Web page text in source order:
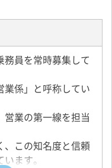
員を常時募集して
係」と呼称してい
営業の第一線を担当
、この知名度と信頼
ます。